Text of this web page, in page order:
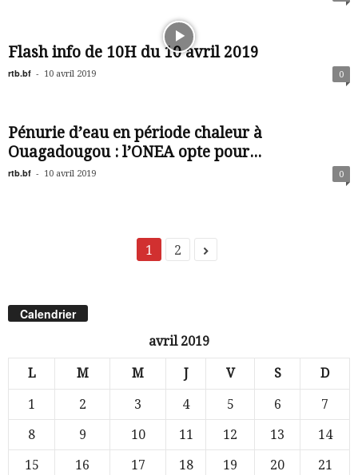
Flash info de 10H du 10 avril 2019
rtb.bf - 10 avril 2019 0
Pénurie d’eau en période chaleur à
Ouagadougou : l’ONEA opte pour...
rtb.bf - 10 avril 2019 0
1 2
Calendrier
avril 2019
L M M J V S D
1 2 3 4 5 6
7
8
9 10 11 12 13
14
15
16 17 18 19 20
21